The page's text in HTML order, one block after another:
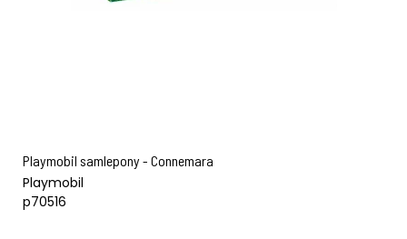
Playmobil samlepony - Connemara
Playmobil
p70516